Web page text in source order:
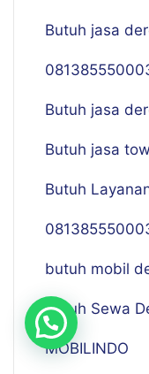
Butuh jasa
Butuh jasa
Butuh jasa
Butuh
butuh mobil
Butuh Sewa
MOBILINDO